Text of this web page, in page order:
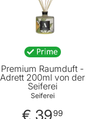
Premium Raumduft -
Adrett 200ml von der
Seiferei
Seiferei
€ 3999